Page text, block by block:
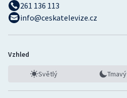
261 136 113
info@ceskatelevize.cz
Vzhled
Světlý Tmavý